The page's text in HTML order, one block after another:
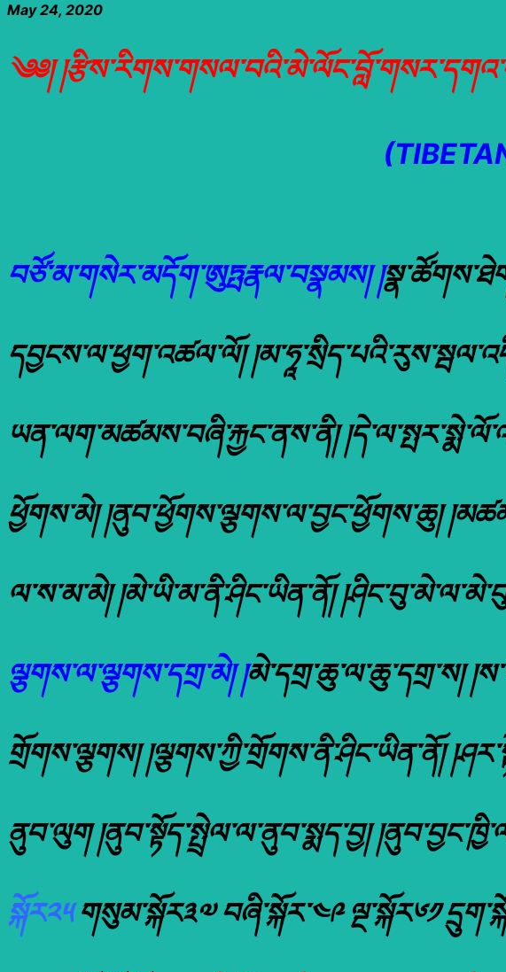
May 24, 2020
༄༅།
བཙོ་མ་གསེར་མདོག་ཨུཏྤརྣལ་བསྣམས། །
དབྱངས་ལ་ཕྱག་འཚལ་ལོ།
ཡན་ལག་མཚམས་བཞི་རྐྱང་ནས་ནི།
ཕྱོགས་མེ། །ནུབ་ཕྱོགས་ལྕགས་ལ་བྱང་ཕྱོགས་ཆུ།
ལ་ས་མ་མེ། །མེ་ཡི་མ་ནི་ཤིང་ཡིན་ནོ།
ལྕགས་ལ་ལྕགས་དགྲ་མེ། །མེ་དགྲ་ཆུ་ལ་ཆུ་དགྲ་ས།
གྲོགས་ལྕགས། །ལྕགས་ཀྱི་གྲོགས་ནི་ཤིང་ཡིན་ནོ།
ནུབ་ལུག །ནུབ་སྟོད་སྤྲེལ་ལ་ནུབ་སྨད་བྱ།
སྐོར༢༥གསུམ་སྐོར༣༧ བཞི་སྐོར་༤༩ ལྔ་སྐོར༦༡